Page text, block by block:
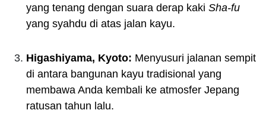
yang tenang dengan suara derap kaki Sha-fu
yang syahdu di atas jalan kayu.
Higashiyama, Kyoto: Menyusuri jalanan sempit
di antara bangunan kayu tradisional yang
membawa Anda kembali ke atmosfer Jepang
ratusan tahun lalu.